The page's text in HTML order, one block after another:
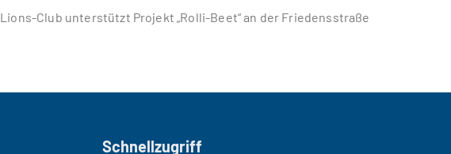
Lions-Club unterstützt Projekt „Rolli-Beet“ an der Friedensstraße
Schnellzugriff